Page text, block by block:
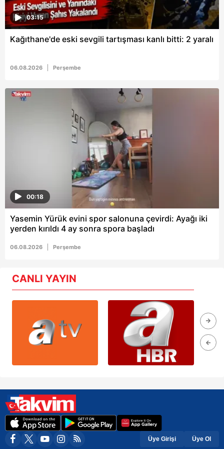
03:15
Kağıthane'de eski sevgili tartışması kanlı bitti: 2 yaralı
06.08.2026 Perşembe
00:18
Yasemin Yürük evini spor salonuna çevirdi: Ayağı iki
yerden kırıldı 4 ay sonra spora başladı
06.08.2026 Perşembe
CANLI YAYIN
Üye Girişi Üye Ol